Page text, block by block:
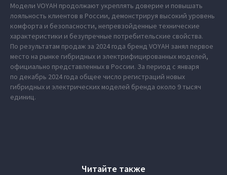
Модели VOYAH продолжают укреплять доверие и повышать
лояльность клиентов в России, демонстрируя высокий уровень
комфорта и безопасности, непревзойденные технические
характеристики и безупречные потребительские свойства.
По результатам продаж за 2024 года бренд VOYAH занял первое
место на рынке гибридных и электрифицированных моделей,
официально представленных в России. За период с января
по декабрь 2024 года общее число регистраций новых
гибридных и электрических моделей бренда около 9 тысяч
единиц.
Читайте также